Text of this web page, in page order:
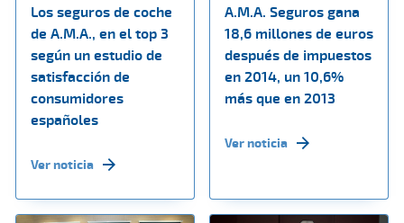
Los seguros de coche
de A.M.A., en el top 3
según un estudio de
satisfacción de
consumidores
españoles
Ver noticia
A.M.A. Seguros gana
18,6 millones de euros
después de impuestos
en 2014, un 10,6%
más que en 2013
Ver noticia